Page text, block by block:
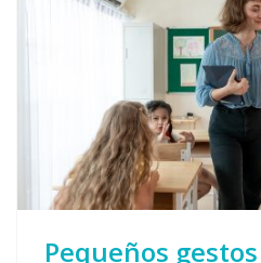
Pequeños